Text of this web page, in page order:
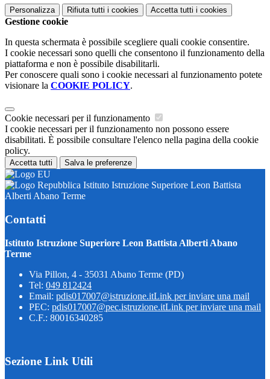
Personalizza Rifiuta tutti i cookies Accetta tutti i cookies
Gestione cookie
In questa schermata è possibile scegliere quali cookie consentire.
I cookie necessari sono quelli che consentono il funzionamento della
piattaforma e non è possibile disabilitarli.
Per conoscere quali sono i cookie necessari al funzionamento potete
visionare la COOKIE POLICY.
Cookie necessari per il funzionamento
I cookie necessari per il funzionamento non possono essere
disabilitati. È possibile consultare l'elenco nella pagina della cookie
policy.
Accetta tutti Salva le preferenze
Istituto Istruzione Superiore Leon Battista
Alberti Abano Terme
Contatti
Istituto Istruzione Superiore Leon Battista Alberti Abano
Terme
Via Pillon, 4 - 35031 Abano Terme (PD)
Tel: 049 812424
Email: pdis017007@istruzione.itLink per inviare una mail
PEC: pdis017007@pec.istruzione.itLink per inviare una mail
C.F.: 80016340285
Sezione Link Utili